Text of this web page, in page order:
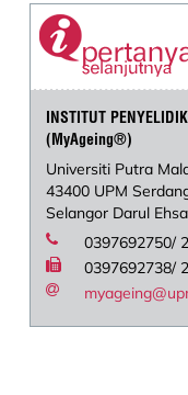
INSTITUT
(MyAgeing®)
Universiti Putra
43400 UPM
Selangor Darul
0397692750/
0397692738/